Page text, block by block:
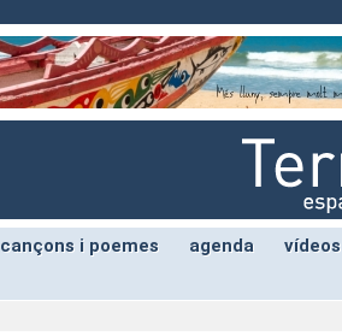
cançons i poemes agenda vídeos